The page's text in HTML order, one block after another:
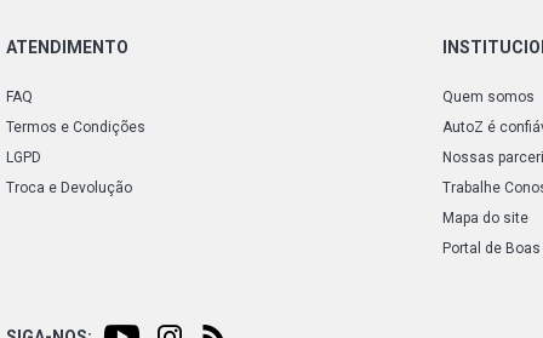
ATENDIMENTO
FAQ
Termos e Condições
LGPD
Troca e Devolução
Quem somos
AutoZ é
Nossas
Trabalhe
Mapa do site
Portal de